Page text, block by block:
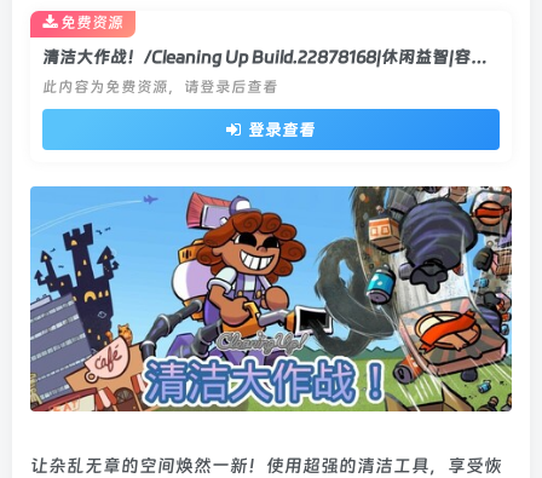
清洁大作战！/Cleaning Up Build.22878168|休闲益智|容量474MB|官方中文版
此内容为免费资源，请登录后查看
登录查看
免费资源
让杂乱无章的空间焕然一新！使用超强的清洁工具，享受恢